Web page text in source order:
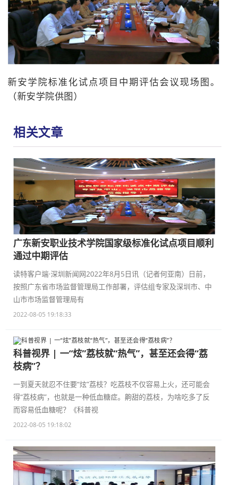
新安学院标准化试点项目中期评估会议现场图。
（新安学院供图）
相关文章
广东新安职业技术学院国家级标准化试点项目顺利
通过中期评估
读特客户端·深圳新闻网2022年8月5日讯（记者何亚南）日前，
按照广东省市场监督管理局工作部署，评估组专家及深圳市、中
山市市场监督管理局有
2022-08-05 19:18:33
科普视界 | 一“炫”荔枝就“热气”，甚至还会得“荔
枝病”？
一到夏天就忍不住要“炫”荔枝？吃荔枝不仅容易上火，还可能会
得“荔枝病”，也就是一种低血糖症。齁甜的荔枝，为啥吃多了反
而容易低血糖呢？《科普视
2022-08-05 19:18:02